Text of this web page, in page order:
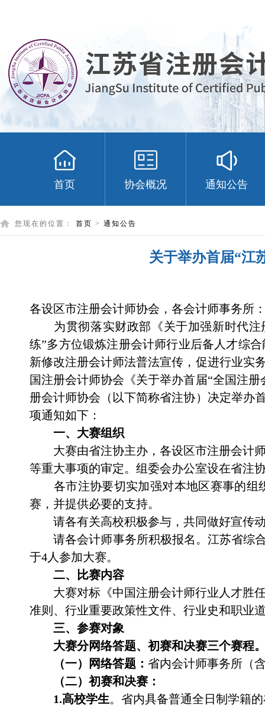
首页 协会概况 通知公告
您现在的位置： 首页 > 通知公告
关于举办首届“江
各设区市注册会计师协会，各会计师事务所
为贯彻落实财政部《关于加强新时代
练”多方位锻炼注册会计师行业后备人才综
新修改注册会计师法普法宣传，促进行业实
国注册会计师协会《关于举办首届“全国注
册会计师协会（以下简称省注协）决定举办
项通知如下：
一、大赛组织
大赛由省注协主办，各设区市注册会计
等重大事项的审定。组委会办公室设在省注
各市注协要切实加强对本地区赛事的组
赛，并提供必要的支持。
请各有关高校积极参与，共同做好宣传
请各会计师事务所积极报名。江苏省综
于4人参加大赛。
二、比赛内容
大赛对标《中国注册会计师行业人才胜
准则、行业重要政策性文件、行业史和职业
三、 参赛对象
大赛分网络答题、初赛和决赛三个赛程
（一）网络答题： 省内会计师事务所（
（二）初赛和决赛：
1.高校学生。省内具备普通全日制学籍